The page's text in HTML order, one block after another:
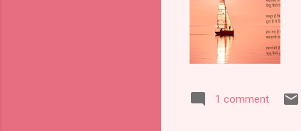
1 comment